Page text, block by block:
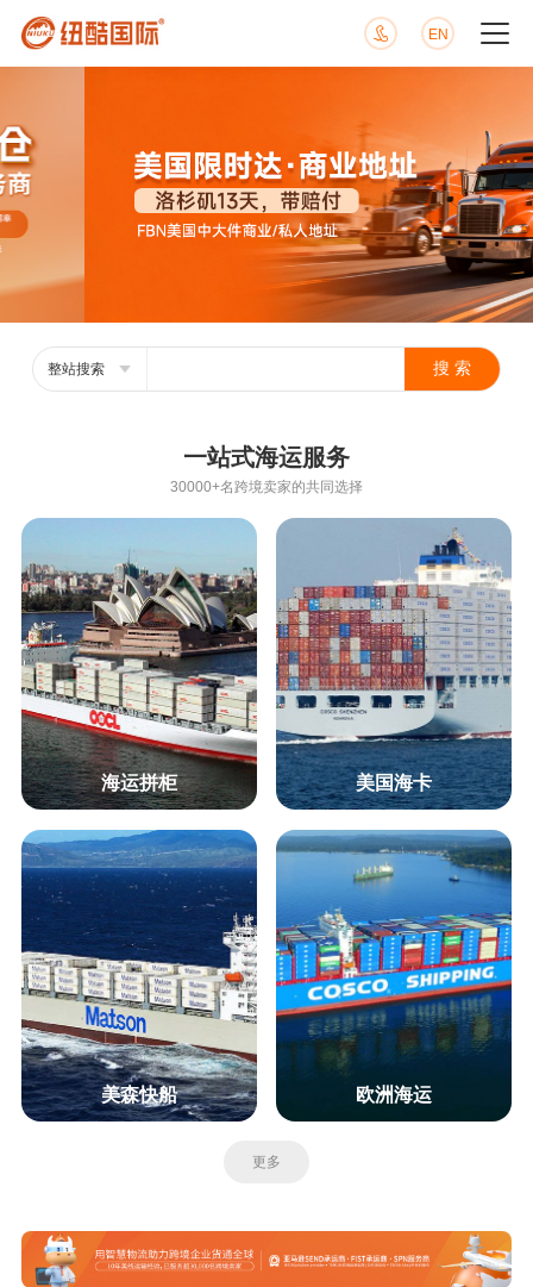
EN
整站搜索
一站式海运服务
30000+名跨境卖家的共同选择
海运拼柜 美国海卡
美森快船 欧洲海运
更多